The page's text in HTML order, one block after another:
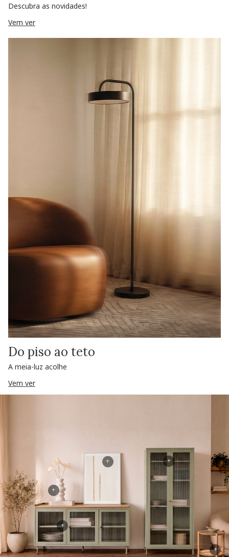
Descubra as novidades!
Vem ver
Do piso ao teto
A meia-luz acolhe
Vem ver
+
+
+
+
+